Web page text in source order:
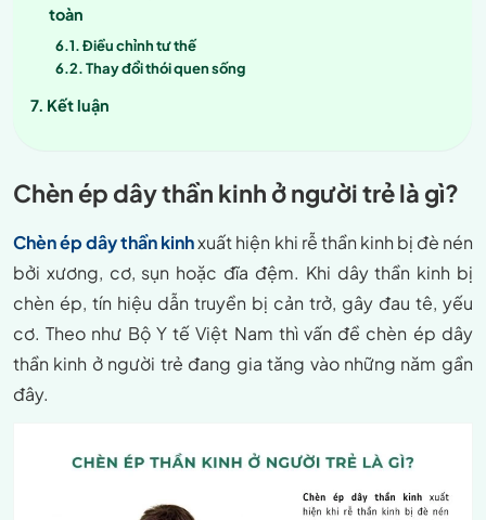
toàn
Điều chỉnh tư thế
Thay đổi thói quen sống
Kết luận
Chèn ép dây thần kinh ở người trẻ là gì?
Chèn ép dây thần kinhxuất hiện khi rễ thần kinh bị đè nén
bởi xương, cơ, sụn hoặc đĩa đệm. Khi dây thần kinh bị
chèn ép, tín hiệu dẫn truyền bị cản trở, gây đau tê, yếu
cơ. Theo như Bộ Y tế Việt Nam thì vấn đề chèn ép dây
thần kinh ở người trẻ đang gia tăng vào những năm gần
đây.